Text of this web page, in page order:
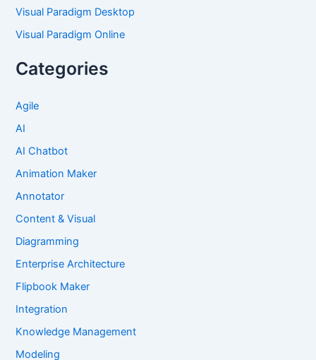
Visual Paradigm Desktop
Visual Paradigm Online
Categories
Agile
AI
AI Chatbot
Animation Maker
Annotator
Content & Visual
Diagramming
Enterprise Architecture
Flipbook Maker
Integration
Knowledge Management
Modeling